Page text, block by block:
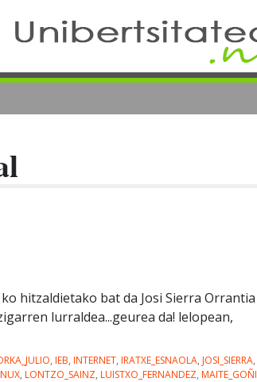
hitzaldietako bat da Josi Sierra Orrantia
lurraldea...geurea da! lelopean,
, IEB, INTERNET, IRATXE_ESNAOLA, JOSI_SIERRA,
, LONTZO_SAINZ, LUISTXO_FERNANDEZ, MAITE_GOÑI